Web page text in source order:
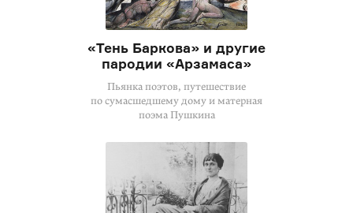
«Тень Баркова» и другие
пародии «Арзамаса»
Пьянка поэтов, путешествие
по сумасшедшему дому и матерная
поэма Пушкина